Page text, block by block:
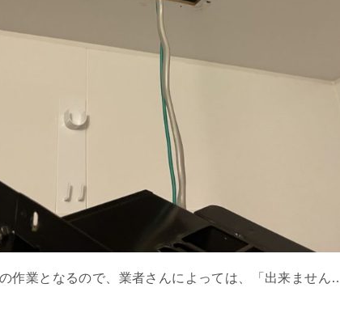
作業となるので、業者さんによっては、「出来ませ